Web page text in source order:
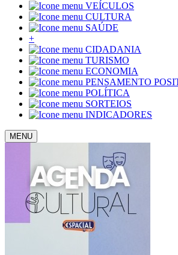
VEÍCULOS
CULTURA
SAÚDE
+
CIDADANIA
TURISMO
ECONOMIA
PENSAMENTO
POLÍTICA
SORTEIOS
INDICADORES
MENU